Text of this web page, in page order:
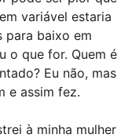
variável estaria
para baixo em
o que for. Quem é
Eu não, mas
e assim fez.
à minha mulher